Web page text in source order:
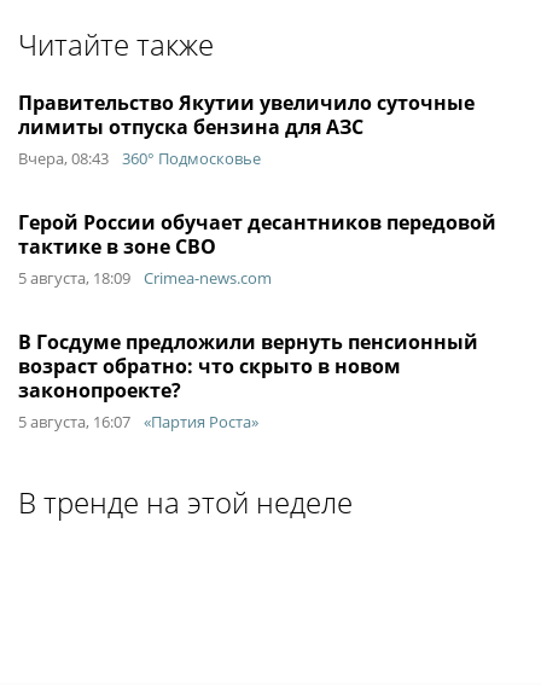
Читайте также
Правительство Якутии увеличило суточные
лимиты отпуска бензина для АЗС
Вчера, 08:43 360° Подмосковье
Герой России обучает десантников передовой
тактике в зоне СВО
5 августа, 18:09 Crimea-news.com
В Госдуме предложили вернуть пенсионный
возраст обратно: что скрыто в новом
законопроекте?
5 августа, 16:07 «Партия Роста»
В тренде на этой неделе